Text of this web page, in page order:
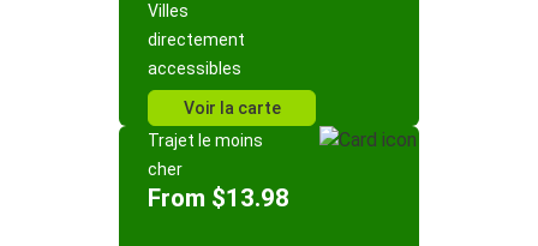
Villes
directement
accessibles
Voir la carte
Trajet le moins
cher
From $13.98